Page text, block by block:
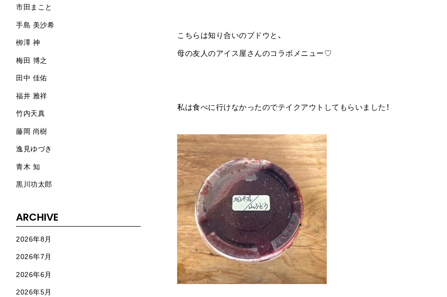
市田まこと
手島 美沙希
栁澤 神
梅田 博之
田中 佳佑
福井 雅祥
竹内天真
藤岡 尚樹
逸見ゆづき
青木 知
黒川功太郎
ARCHIVE
2026年8月
2026年7月
2026年6月
2026年5月
こちらは知り合いのブドウと、
母の友人のアイス屋さんのコラボメニュー♡
私は食べに行けなかったのでテイクアウトしてもらいました！